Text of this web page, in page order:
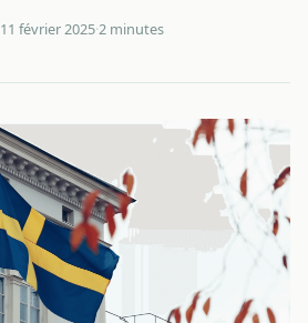
11 février 2025·2 minutes